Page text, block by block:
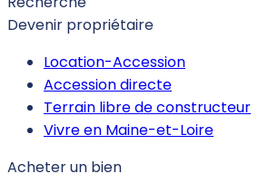
Devenir propriétaire
Location-Accession
Accession directe
Terrain libre de constructeur
Vivre en Maine-et-Loire
Acheter un bien